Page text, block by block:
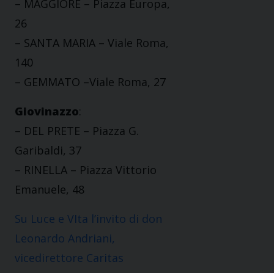
– MAGGIORE – Piazza Europa,
26
– SANTA MARIA – Viale Roma,
140
– GEMMATO –Viale Roma, 27
Giovinazzo:
– DEL PRETE – Piazza G.
Garibaldi, 37
– RINELLA – Piazza Vittorio
Emanuele, 48
Su Luce e VIta l’invito di don
Leonardo Andriani,
vicedirettore Caritas